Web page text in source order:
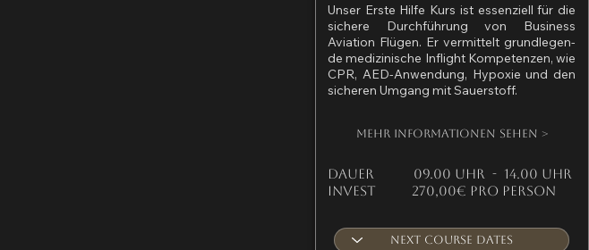
Unser Erste Hilfe Kurs ist essenziell für die
sichere Durchführung von Business
Aviation Flügen. Er vermittelt grundlegen-
de medizinische Inflight Kompetenzen, wie
CPR, AED-Anwendung, Hypoxie und den
sicheren Umgang mit Sauerstoff.
Mehr Informationen sehen >
Dauer
09.00 Uhr - 14.00 Uhr
Invest 270,00€ pro person